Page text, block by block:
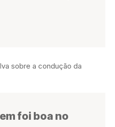
sobre a condução da
foi boa no